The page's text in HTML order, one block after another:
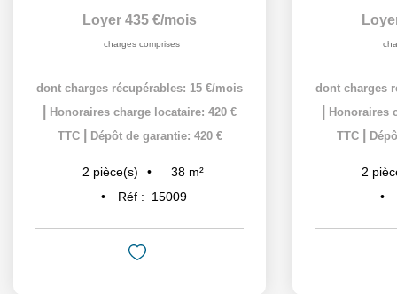
Loyer 435 €/mois
charges comprises
dont charges récupérables: 15 €/mois
Honoraires charge locataire: 420 €
TTC
Dépôt de garantie: 420 €
2 pièce(s) 38 m²
Réf :
15009
dont charges
Honoraires
TTC
2